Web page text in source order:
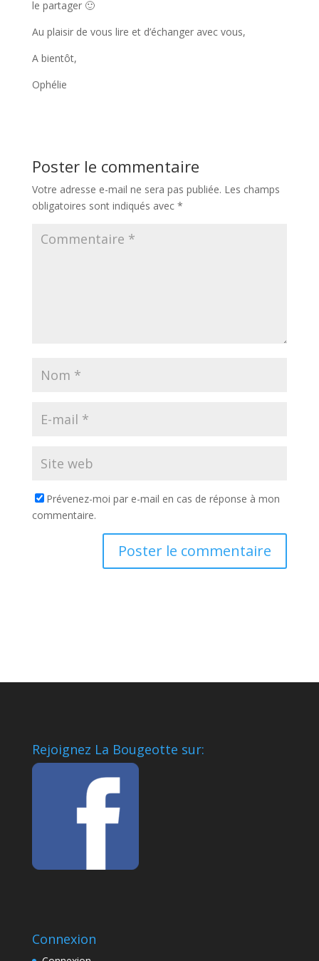
le partager 🙂
Au plaisir de vous lire et d’échanger avec vous,
A bientôt,
Ophélie
Poster le commentaire
Votre adresse e-mail ne sera pas publiée. Les champs
obligatoires sont indiqués avec *
Prévenez-moi par e-mail en cas de réponse à mon
commentaire.
Rejoignez La Bougeotte sur:
Connexion